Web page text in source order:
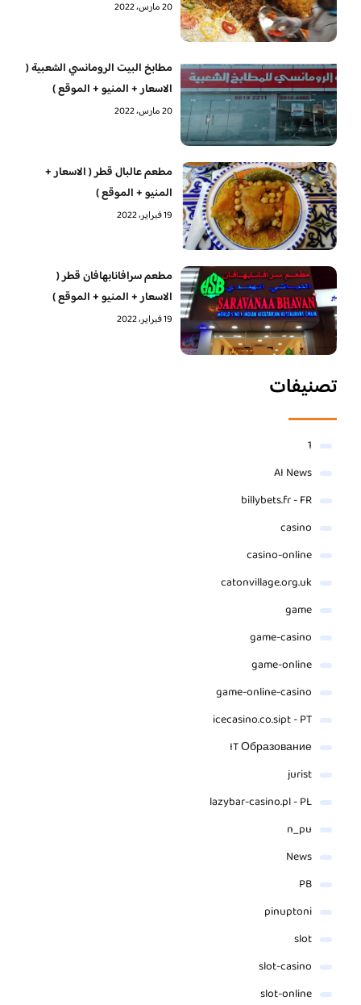
20 مارس، 2022
مطابخ البيت الرومانسي الشعبية (
الاسعار + المنيو + الموقع )
20 مارس، 2022
مطعم عالبال قطر ( الاسعار +
المنيو + الموقع )
19 فبراير، 2022
مطعم سرافانابهافان قطر (
الاسعار + المنيو + الموقع )
19 فبراير، 2022
تصنيفات
1
AI News
billybets.fr - FR
casino
casino-online
catonvillage.org.uk
game
game-casino
game-online
game-online-casino
icecasino.co.sipt - PT
IT Образование
jurist
lazybar-casino.pl - PL
n_pu
News
PB
pinuptoni
slot
slot-casino
slot-online